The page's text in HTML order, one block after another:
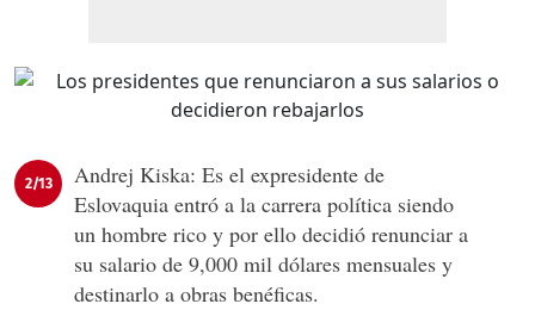
2/13
Andrej Kiska: Es el expresidente de
Eslovaquia entró a la carrera política siendo
un hombre rico y por ello decidió renunciar a
su salario de 9,000 mil dólares mensuales y
destinarlo a obras benéficas.